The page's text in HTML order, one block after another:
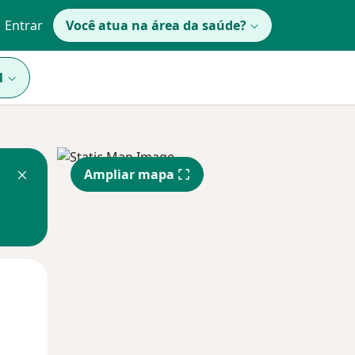
Entrar Você atua na área da saúde?
Ampliar mapa